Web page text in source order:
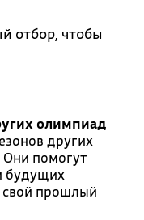
отбор, чтобы
олимпиад
других
Они помогут
будущих
свой прошлый